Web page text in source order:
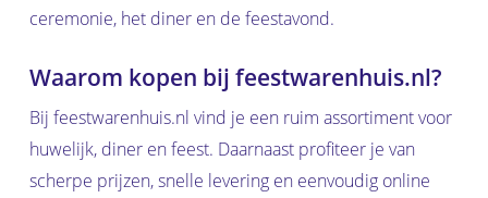
ceremonie, het diner en de feestavond.
Waarom kopen bij feestwarenhuis.nl?
Bij feestwarenhuis.nl vind je een ruim assortiment voor
huwelijk, diner en feest. Daarnaast profiteer je van
scherpe prijzen, snelle levering en eenvoudig online